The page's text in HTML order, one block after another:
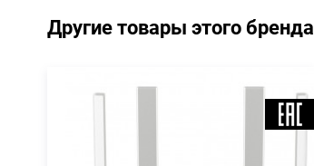
Другие товары этого бренда